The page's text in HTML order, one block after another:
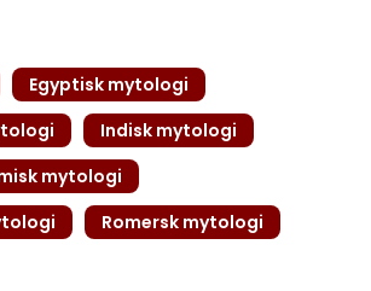
Egyptisk mytologi
Indisk mytologi
mytologi
Romersk mytologi